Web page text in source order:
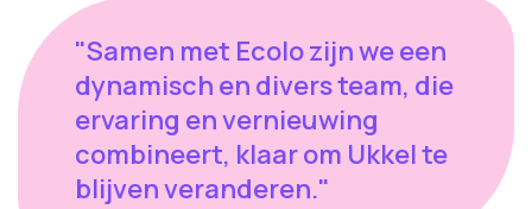
"Samen met Ecolo zijn we een
dynamisch en divers team, die
ervaring en vernieuwing
combineert, klaar om Ukkel te
blijven veranderen."